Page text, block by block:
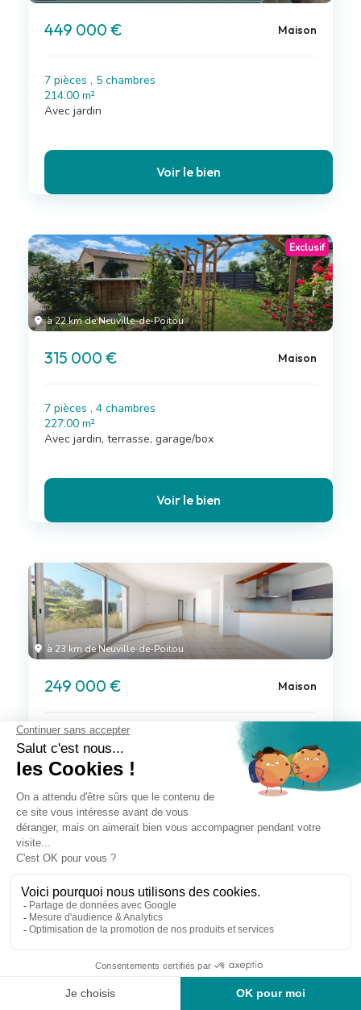
449 000 € Maison
7 pièces , 5 chambres
214.00 m²
Avec jardin
Voir le bien
à 22 km de Neuville-de-Poitou
Exclusif
315 000 € Maison
7 pièces , 4 chambres
227.00 m²
Avec jardin, terrasse, garage/box
Voir le bien
à 23 km de Neuville-de-Poitou
249 000 € Maison
6 pièces , 5 chambres
131.00 m²
Avec jardin, terrasse
Voir le bien
à 23 km de Neuville-de-Poitou